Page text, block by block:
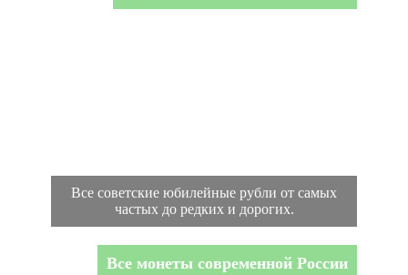
Все советские юбилейные рубли от самых
частых до редких и дорогих.
Все монеты современной России